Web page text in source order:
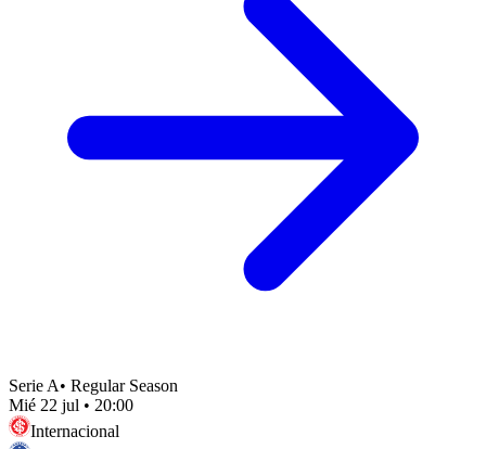
Serie A• Regular Season
Mié 22 jul • 20:00
Internacional